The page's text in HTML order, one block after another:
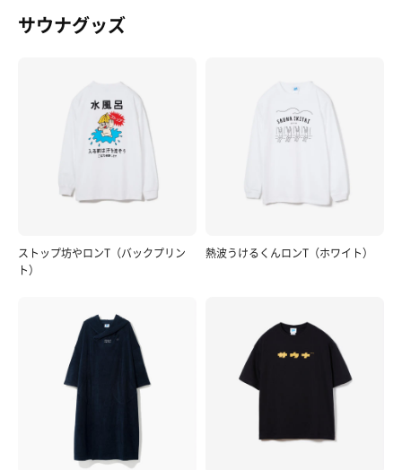
サウナグッズ
ストップ坊やロンT（バックプリン
ト）
熱波うけるくんロンT（ホワイト）